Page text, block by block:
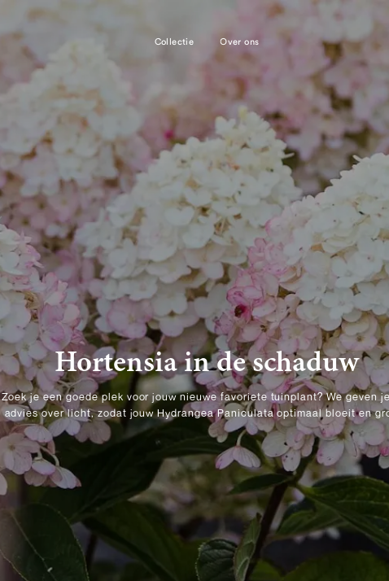
Collectie Over ons
Zoek je een goede plek voor jouw nieuwe favoriete tuinplant? We geven
advies over licht, zodat jouw Hydrangea Paniculata optimaal bloeit en
Hortensia in de schaduw